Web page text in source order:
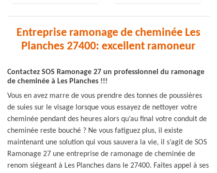
Entreprise ramonage de cheminée Les
Planches 27400: excellent ramoneur
Contactez SOS Ramonage 27 un professionnel du ramonage
de cheminée à Les Planches !!!
Vous en avez marre de vous prendre des tonnes de poussières
de suies sur le visage lorsque vous essayez de nettoyer votre
cheminée pendant des heures alors qu’au final votre conduit de
cheminée reste bouché ? Ne vous fatiguez plus, il existe
maintenant une solution qui vous sauvera la vie, il s’agit de SOS
Ramonage 27 une entreprise de ramonage de cheminée de
renom siégeant à Les Planches dans le 27400. Faites appel à ses